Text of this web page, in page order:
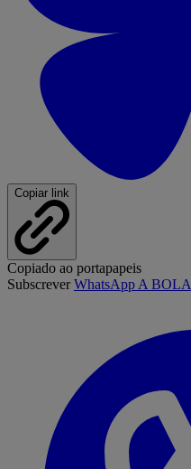
Copiar link
Copiado ao portapapeis
SubscreverWhatsApp A BOLA